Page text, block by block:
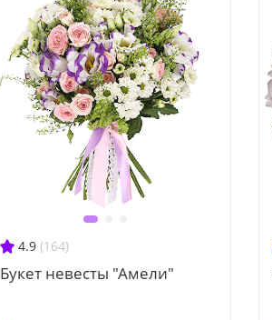
4.9 (164)
Букет невесты "Амели"